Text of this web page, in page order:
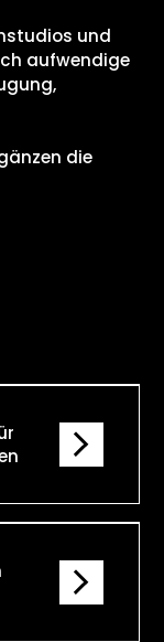
und
aufwendige
die